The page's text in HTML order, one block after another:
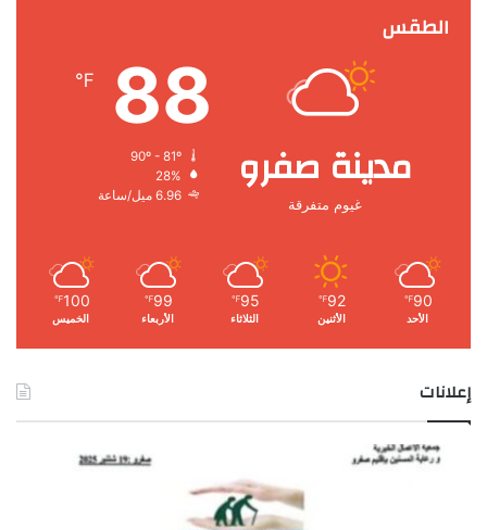
الطقس
مدينة صفرو
غيوم متفرقة
88
℉
28%
6.96 ميل/ساعة
90
℉
الأحد
92
℉
الأثنين
95
℉
الثلاثاء
99
℉
الأربعاء
100
℉
الخميس
إعلانات